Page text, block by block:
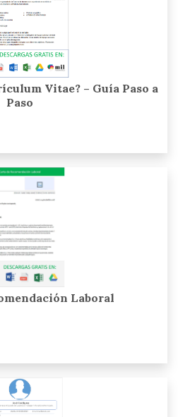
Vitae? – Guía Paso a
Paso
Laboral